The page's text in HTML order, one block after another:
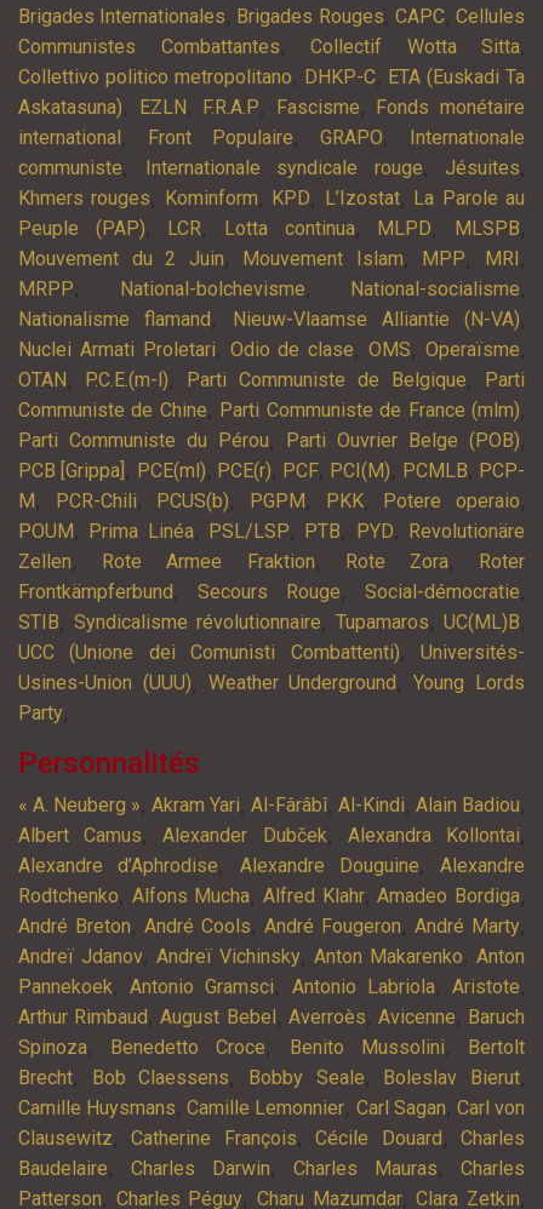
Brigades Internationales, Brigades Rouges, CAPC,Cellules
Communistes Combattantes, Collectif Wotta Sitta,
Collettivo politico metropolitano, DHKP-C, ETA (Euskadi Ta
Askatasuna), EZLN , F.R.A.P, Fascisme,
Fonds monétaire
international , Front Populaire, GRAPO,
Internationale
communiste, Internationale syndicale rouge, Jésuites,
Khmers rouges, Kominform, KPD, L’Izostat, La Parole au
Peuple (PAP), LCR, Lotta continua, MLPD, MLSPB,
Mouvement du 2 Juin, Mouvement Islam, MPP, MRI ,
MRPP, National-bolchevisme, National-socialisme,
Nationalisme flamand , Nieuw-Vlaamse Alliantie (N-VA),
Nuclei Armati Proletari, Odio de clase,OMS,Operaïsme,
OTAN , P.C.E.(m-l), Parti Communiste de Belgique,
Parti
Communiste de Chine, Parti Communiste de France (mlm),
Parti Communiste du Pérou, Parti Ouvrier Belge (POB),
PCB [Grippa] , PCE(ml), PCE(r), PCF, PCI(M), PCMLB, PCP-
M , PCR-Chili, PCUS(b), PGPM , PKK, Potere operaio,
POUM , Prima Linéa, PSL/LSP, PTB, PYD,
Revolutionäre
Zellen, Rote Armee Fraktion, Rote Zora,
Roter
Frontkämpferbund , Secours Rouge, Social-démocratie,
STIB, Syndicalisme révolutionnaire, Tupamaros, UC(ML)B,
UCC (Unione dei Comunisti Combattenti),Universités-
Usines-Union (UUU), Weather Underground ,Young Lords
Party,
Personnalités
« A. Neuberg », Akram Yari, Al-Fârâbî, Al-Kindi, Alain Badiou,
Albert Camus,Alexander Dubček, Alexandra Kollontai,
Alexandre d’Aphrodise, Alexandre Douguine, Alexandre
Rodtchenko, Alfons Mucha,Alfred Klahr,Amadeo Bordiga,
André Breton, André Cools, André Fougeron, André Marty,
Andreï Jdanov, Andreï Vichinsky, Anton Makarenko, Anton
Pannekoek,Antonio Gramsci, Antonio Labriola,Aristote,
Arthur Rimbaud ,August Bebel , Averroès, Avicenne, Baruch
Spinoza, Benedetto Croce, Benito Mussolini,
Bertolt
Brecht, Bob Claessens, Bobby Seale, Boleslav Bierut,
Camille Huysmans,Camille Lemonnier, Carl Sagan, Carl von
Clausewitz,Catherine François,Cécile Douard ,Charles
Baudelaire, Charles Darwin, Charles Mauras, Charles
Patterson, Charles Péguy,Charu Mazumdar,Clara Zetkin,